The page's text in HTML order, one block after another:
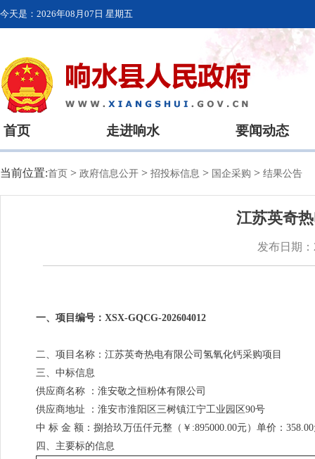
今天是： 2026年08月07日 星期五
首页 走进响水 要闻动态
当前位置:首页 > 政府信息公开 > 招投标信息 > 国企采购 > 结果公告
江苏英奇
发布日期
一、项目编号：XSX-GQCG-202604012
二、项目名称：江苏英奇热电有限公司氢氧化钙采购项目
三、中标信息
供应商名称 ：淮安敬之恒粉体有限公司
供应商地址 ：淮安市淮阳区三树镇江宁工业园区90号
中 标 金 额：捌拾玖万伍仟元整（￥:895000.00元）单价：
四、主要标的信息